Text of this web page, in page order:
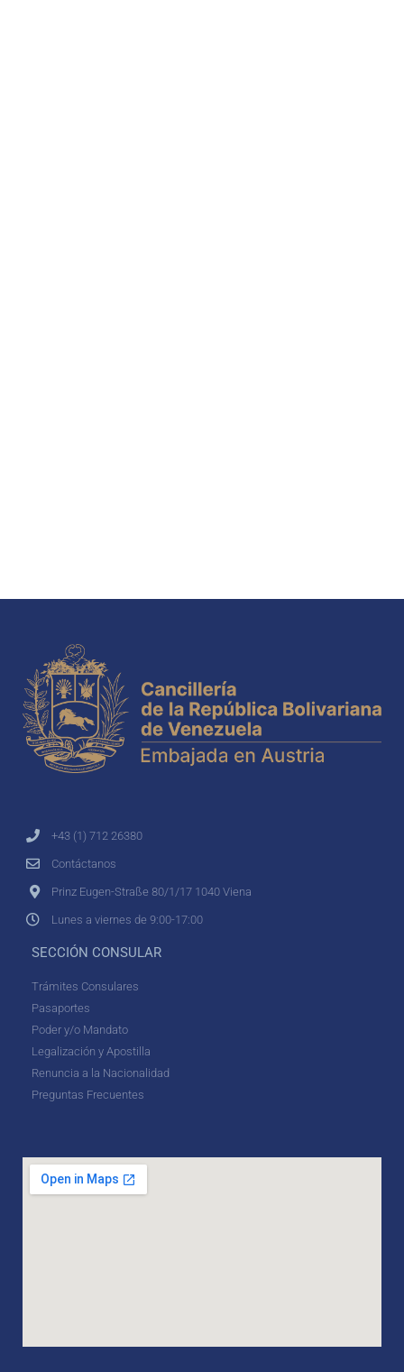
+43 (1) 712 26380
Contáctanos
Prinz Eugen-Straße 80/1/17 1040 Viena
Lunes a viernes de 9:00-17:00
SECCIÓN CONSULAR
Trámites Consulares
Pasaportes
Poder y/o Mandato
Legalización y Apostilla
Renuncia a la Nacionalidad
Preguntas Frecuentes